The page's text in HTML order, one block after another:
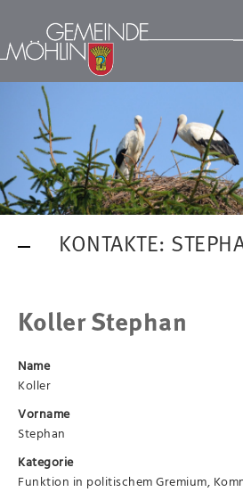
KONTAKTE:
Koller Stephan
Name
Koller
Vorname
Stephan
Kategorie
Funktion in politischem Gremium,